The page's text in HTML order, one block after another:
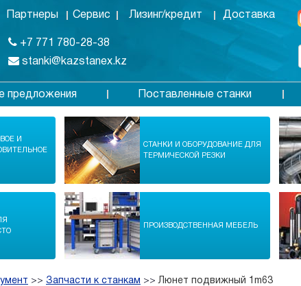
Партнеры Сервис Лизинг/кредит Доставка
+7 771 780-28-38
stanki@kazstanex.kz
предложения Поставленные станки
И
СТАНКИ И ОБОРУДОВАНИЕ ДЛЯ
ТЕРМИЧЕСКОЙ РЕЗКИ
ПРОИЗВОДСТВЕННАЯ МЕБЕЛЬ
>> Запчасти к станкам >>Люнет подвижный 1m63